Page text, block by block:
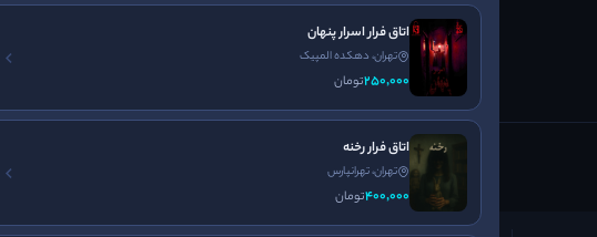
اتاق فرار اسرار پنهان
تهران، دهکده المپیک
250٬000تومان
اتاق فرار رخنه
تهران، تهرانپارس
400٬000تومان